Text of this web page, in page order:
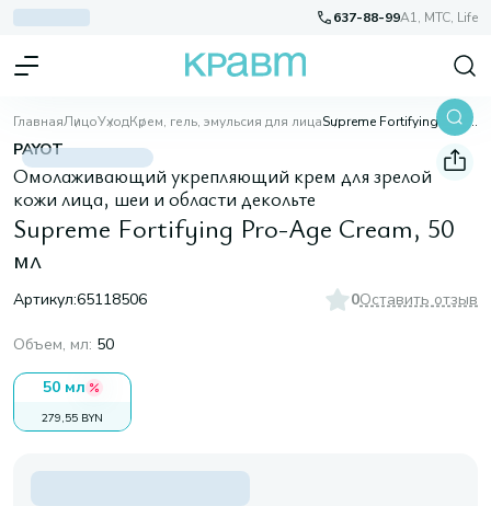
637-88-99A1, МТС, Life
ГлавнаяЛицоУходКрем, гель, эмульсия для лица Supreme Fortifying Pro-Age Cream, 50 мл
PAYOT
Омолаживающий укрепляющий крем для зрелой
кожи лица, шеи и области декольте
Supreme Fortifying Pro-Age Cream, 50
мл
Артикул:65118506 0Оставить отзыв
Объем, мл: 50
50 мл
279,55 BYN